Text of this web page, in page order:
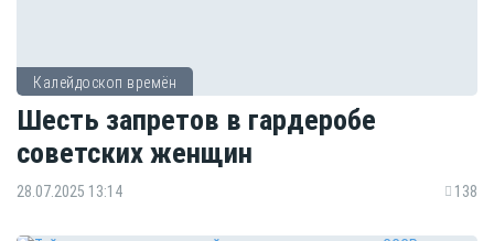
Калейдоскоп времён
Шесть запретов в гардеробе
советских женщин
28.07.2025 13:14 138